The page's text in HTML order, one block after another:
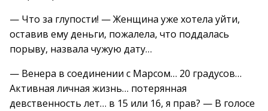
— Что за глупости! — Женщина уже хотела уйти,
оставив ему деньги, пожалела, что поддалась
порыву, назвала чужую дату…
— Венера в соединении с Марсом… 20 градусов…
Активная личная жизнь… потерянная
девственность лет… в 15 или 16, я прав? — В голосе